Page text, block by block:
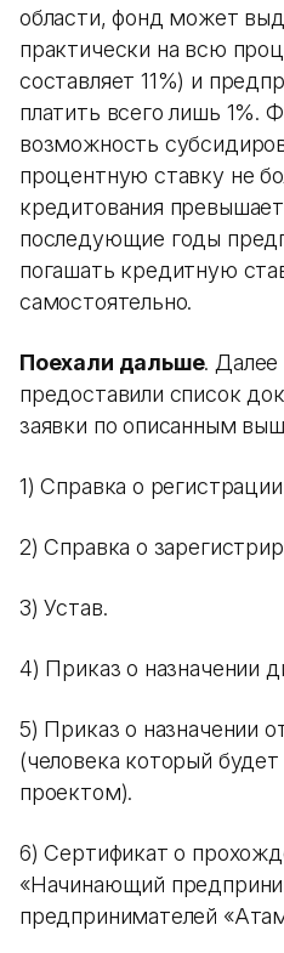
области, фонд может
практически на всю
составляет 11%) и
платить всего лишь 1%.
возможность
процентную ставку не
кредитования
последующие годы
погашать кредитную
самостоятельно.
Поехали дальше.
предоставили список
заявки по описанным
1) Справка о
2) Справка о
3) Устав.
4) Приказ о назначении
5) Приказ о назначении
(человека который
проектом).
6) Сертификат о
«Начинающий
предпринимателей